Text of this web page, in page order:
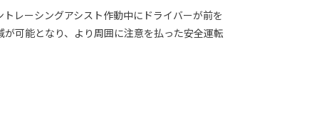
レーシングアシスト作動中にドライバーが前を
可能となり、より周囲に注意を払った安全運転